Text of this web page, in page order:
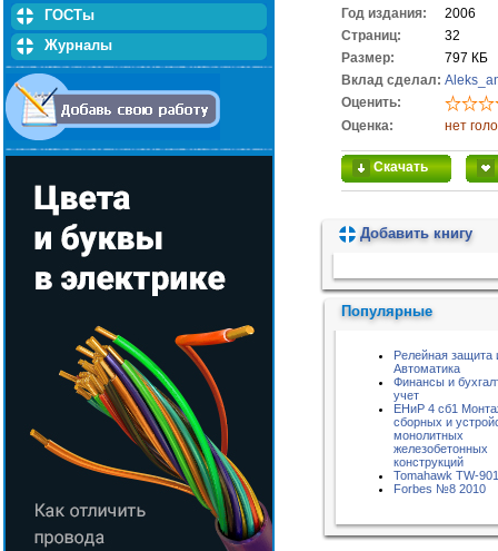
ГОСТы
Журналы
Год издания:
2006
Cтраниц:
32
Размер:
797 КБ
Вклад сделал:
Оценить:
Оценка:
нет
Скачать
Добавить книгу
Популярные
Релейная защита
Автоматика
Финансы и
учет
ЕНиР 4 сб1
сборных и
монолитных
железобетонных
конструкций
Tomahawk TW-
Forbes №8 2010